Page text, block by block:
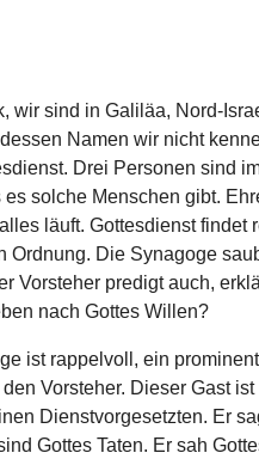
wir sind in Galiläa, Nord-
Namen wir nicht
Drei Personen sind
solche Menschen gibt.
läuft. Gottesdienst findet
Ordnung. Die Synagoge
Vorsteher predigt auch,
nach Gottes Willen?
ist rappelvoll, ein
Vorsteher. Dieser Gast
Dienstvorgesetzten. Er
Gottes Taten. Er sah